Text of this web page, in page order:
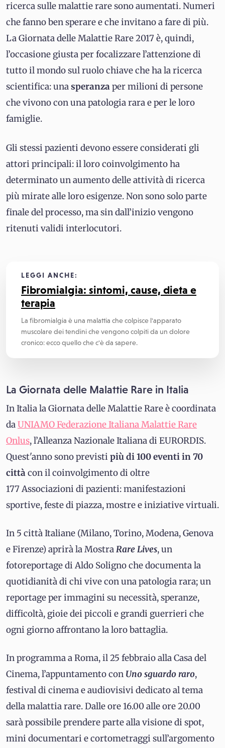
ricerca sulle malattie rare sono aumentati. Numeri
che fanno ben sperare e che invitano a fare di più.
La Giornata delle Malattie Rare 2017 è, quindi,
l’occasione giusta per focalizzare l’attenzione di
tutto il mondo sul ruolo chiave che ha la ricerca
scientifica: unasperanzaper milioni di persone
che vivono con una patologia rara e per le loro
famiglie.
Gli stessi pazienti devono essere considerati gli
attori principali: il loro coinvolgimento ha
determinato un aumento delle attività di ricerca
più mirate alle loro esigenze. Non sono solo parte
finale del processo, ma sin dall’inizio vengono
ritenuti validi interlocutori.
LEGGI ANCHE:
Fibromialgia: sintomi, cause, dieta e
terapia
La fibromialgia è una malattia che colpisce l'apparato
muscolare dei tendini che vengono colpiti da un dolore
cronico: ecco quello che c'è da sapere.
La Giornata delle Malattie Rare in Italia
In Italia la Giornata delle Malattie Rare è coordinata
daUNIAMO Federazione Italiana Malattie Rare
Onlus, l’Alleanza Nazionale Italiana di EURORDIS.
Quest'anno sono previsti più di 100 eventi in 70
cittàcon il coinvolgimento di oltre
177 Associazioni di pazienti: manifestazioni
sportive, feste di piazza, mostre e iniziative virtuali.
In 5 città Italiane (Milano, Torino, Modena, Genova
e Firenze) aprirà la MostraRare Lives, un
fotoreportage di Aldo Soligno che documenta la
quotidianità di chi vive con una patologia rara; un
reportage per immagini su necessità, speranze,
difficoltà, gioie dei piccoli e grandi guerrieri che
ogni giorno affrontano la loro battaglia.
In programma a Roma, il 25 febbraio alla Casa del
Cinema, l’appuntamento con Uno sguardo raro,
festival di cinema e audiovisivi dedicato al tema
della malattia rare. Dalle ore 16.00 alle ore 20.00
sarà possibile prendere parte alla visione di spot,
mini documentari e cortometraggi sull’argomento